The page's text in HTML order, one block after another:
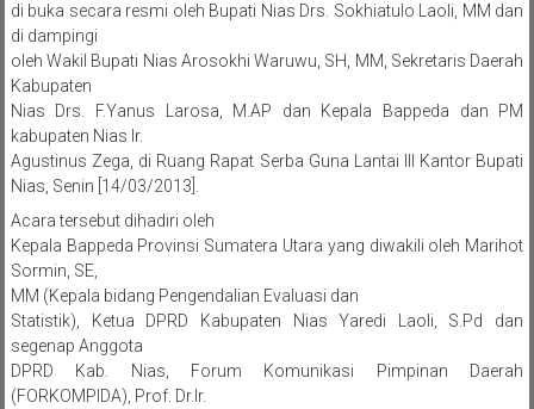
di buka secara resmi oleh Bupati Nias Drs. Sokhiatulo Laoli, MM dan
di dampingi
oleh Wakil Bupati Nias Arosokhi Waruwu, SH, MM, Sekretaris Daerah
Kabupaten
Nias Drs. F.Yanus Larosa, M.AP dan Kepala Bappeda dan PM
kabupaten Nias Ir.
Agustinus Zega, di Ruang Rapat Serba Guna Lantai III Kantor Bupati
Nias, Senin [14/03/2013].
Acara tersebut dihadiri oleh
Kepala Bappeda Provinsi Sumatera Utara yang diwakili oleh Marihot
Sormin, SE,
MM (Kepala bidang Pengendalian Evaluasi dan
Statistik), Ketua DPRD Kabupaten Nias Yaredi Laoli, S.Pd dan
segenap Anggota
DPRD Kab. Nias, Forum Komunikasi Pimpinan Daerah
(FORKOMPIDA), Prof. Dr.Ir.